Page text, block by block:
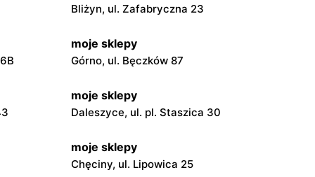
Bliżyn, ul. Zafabryczna 23
moje sklepy
Górno, ul. Bęczków 87
moje sklepy
Daleszyce, ul. pl. Staszica 30
moje sklepy
Chęciny, ul. Lipowica 25